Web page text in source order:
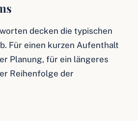
decken die typischen
Für einen kurzen Aufenthalt
Planung, für ein längeres
Reihenfolge der